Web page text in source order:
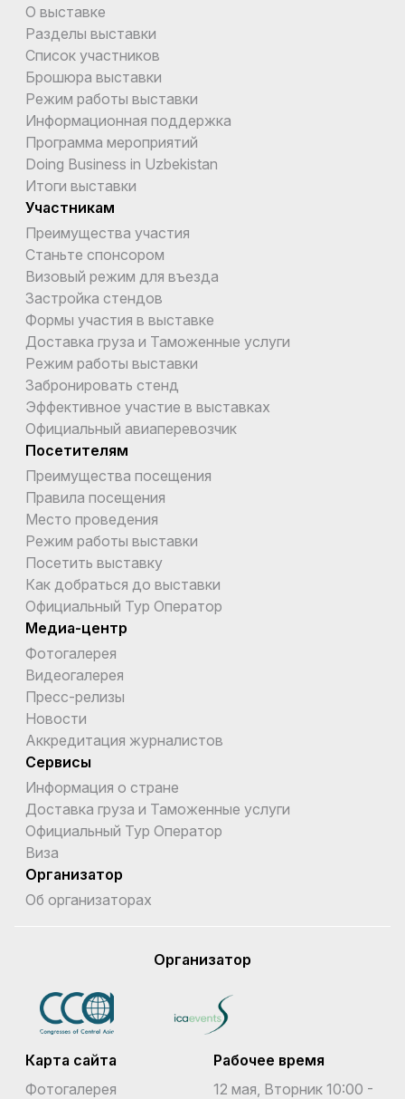
О выставке
Разделы выставки
Список участников
Брошюра выставки
Режим работы выставки
Информационная поддержка
Программа мероприятий
Doing Business in Uzbekistan
Итоги выставки
Участникам
Преимущества участия
Станьте спонсором
Визовый режим для въезда
Застройка стендов
Формы участия в выставке
Доставка груза и Таможенные услуги
Режим работы выставки
Забронировать стенд
Эффективное участие в выставках
Официальный авиаперевозчик
Посетителям
Преимущества посещения
Правила посещения
Место проведения
Режим работы выставки
Посетить выставку
Как добраться до выставки
Официальный Тур Оператор
Медиа-центр
Фотогалерея
Видеогалерея
Пресс-релизы
Новости
Аккредитация журналистов
Сервисы
Информация о стране
Доставка груза и Таможенные услуги
Официальный Тур Оператор
Виза
Организатор
Об организаторах
Организатор
Карта сайта
Фотогалерея
Рабочее время
12 мая, Вторник 10:00 -